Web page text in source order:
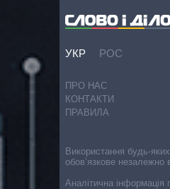
УКР РОС
ПРО НАС
КОНТАКТИ
ПРАВИЛА
Використання будь-
обов’язкове незалежно
Аналітична інформація